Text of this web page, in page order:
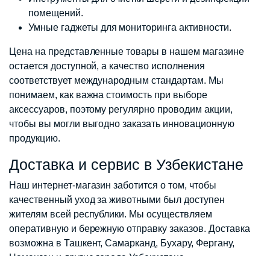
помещений.
Умные гаджеты для мониторинга активности.
Цена на представленные товары в нашем магазине
остается доступной, а качество исполнения
соответствует международным стандартам. Мы
понимаем, как важна стоимость при выборе
аксессуаров, поэтому регулярно проводим акции,
чтобы вы могли выгодно заказать инновационную
продукцию.
Доставка и сервис в Узбекистане
Наш интернет-магазин заботится о том, чтобы
качественный уход за животными был доступен
жителям всей республики. Мы осуществляем
оперативную и бережную отправку заказов. Доставка
возможна в Ташкент, Самарканд, Бухару, Фергану,